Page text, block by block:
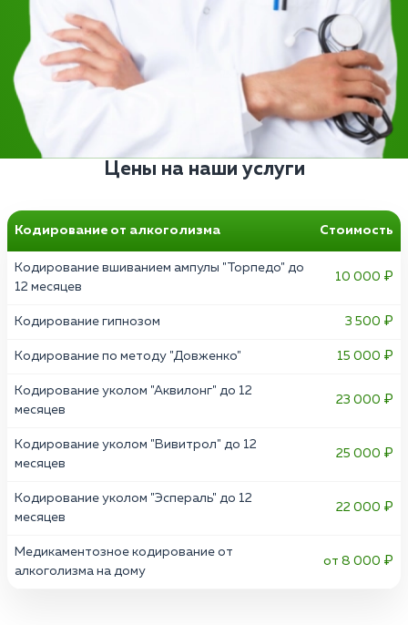
Цены на наши услуги
Кодирование от алкоголизма Стоимость
Кодирование вшиванием ампулы "Торпедо" до
12 месяцев
10 000 ₽
Кодирование гипнозом 3 500 ₽
Кодирование по методу "Довженко" 15 000 ₽
Кодирование уколом "Аквилонг" до 12
месяцев
23 000 ₽
Кодирование уколом "Вивитрол" до 12
месяцев
25 000 ₽
Кодирование уколом "Эспераль" до 12
месяцев
22 000 ₽
Медикаментозное кодирование от
алкоголизма на дому
от 8 000 ₽